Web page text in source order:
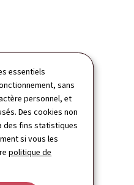
essentiels
sans
personnel, et
Des cookies non
des fins statistiques
si vous les
politique de